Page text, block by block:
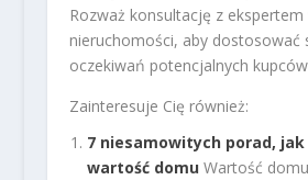
Rozważ konsultację z ekspertem
nieruchomości, aby
oczekiwań potencjalnych
Zainteresuje Cię również:
7 niesamowitych porad, jak
wartość domu Wartość